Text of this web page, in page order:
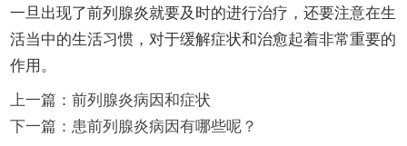
一旦出现了前列腺炎就要及时的进行治疗，还要注意在生
活当中的生活习惯，对于缓解症状和治愈起着非常重要的
作用。
上一篇： 前列腺炎病因和症状
下一篇： 患前列腺炎病因有哪些呢？